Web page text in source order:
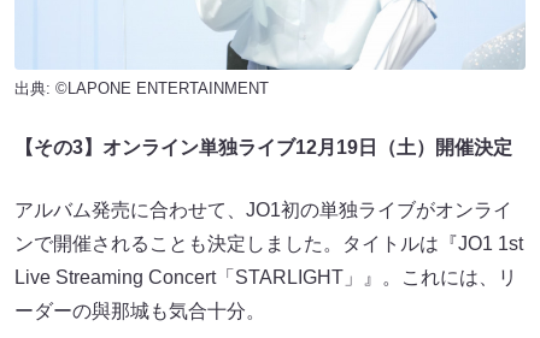
出典: ©LAPONE ENTERTAINMENT
【その3】オンライン単独ライブ12月19日（土）開催決定
アルバム発売に合わせて、JO1初の単独ライブがオンライ
ンで開催されることも決定しました。タイトルは『JO1 1st
Live Streaming Concert「STARLIGHT」』。これには、リ
ーダーの與那城も気合十分。